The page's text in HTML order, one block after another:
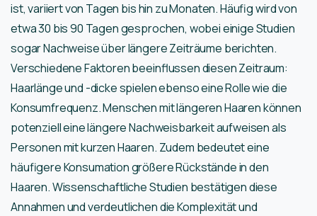
ist, variiert von Tagen bis hin zu Monaten. Häufig wird von
etwa 30 bis 90 Tagen gesprochen, wobei einige Studien
sogar Nachweise über längere Zeiträume berichten.
Verschiedene Faktoren beeinflussen diesen Zeitraum:
Haarlänge und -dicke spielen ebenso eine Rolle wie die
Konsumfrequenz. Menschen mit längeren Haaren können
potenziell eine längere Nachweisbarkeit aufweisen als
Personen mit kurzen Haaren. Zudem bedeutet eine
häufigere Konsumation größere Rückstände in den
Haaren. Wissenschaftliche Studien bestätigen diese
Annahmen und verdeutlichen die Komplexität und